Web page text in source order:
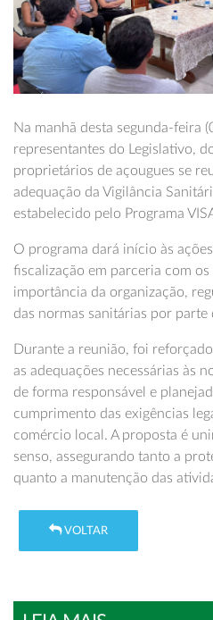
Na manhã desta segunda-feira
representantes do Legislativo,
proprietários de açougues se
adequação da Vigilância
estabelecido pelo Programa
O programa dará início às
fiscalização em parceria com
importância da organização,
das normas sanitárias por parte
Durante a reunião, foi
as adequações necessárias às
de forma responsável e
cumprimento das exigências
comércio local. A proposta é
senso, assegurando tanto a
quanto a manutenção das
VOLTAR